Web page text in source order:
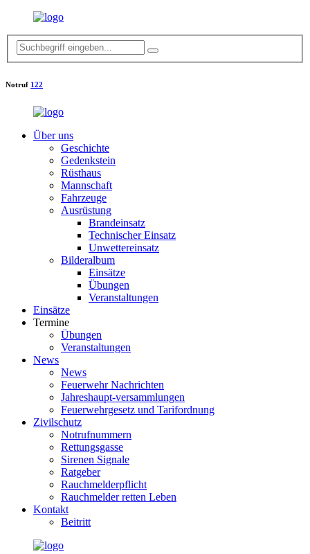
Notruf 122
Über uns
Geschichte
Gedenkstein
Rüsthaus
Mannschaft
Fahrzeuge
Ausrüstung
Brandeinsatz
Technischer Einsatz
Unwettereinsatz
Bilderalbum
Einsätze
Übungen
Veranstaltungen
Einsätze
Termine
Übungen
Veranstaltungen
News
News
Feuerwehr Nachrichten
Jahreshaupt-versammlungen
Feuerwehrgesetz und Tarifordnung
Zivilschutz
Notrufnummern
Rettungsgasse
Sirenen Signale
Ratgeber
Rauchmelderpflicht
Rauchmelder retten Leben
Kontakt
Beitritt